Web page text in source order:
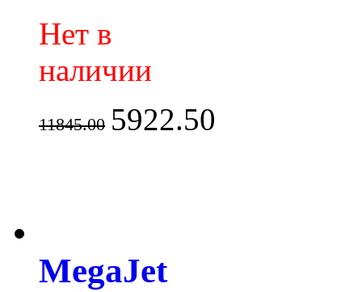
Нет в
наличии
11845.00 5922.50
MegaJet